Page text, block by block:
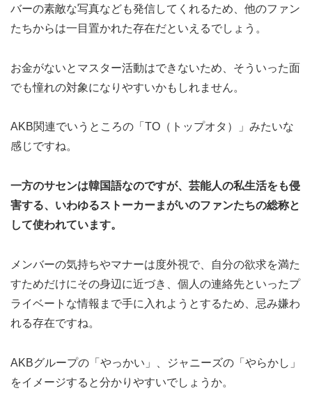
バーの素敵な写真なども発信してくれるため、他のファン
たちからは一目置かれた存在だといえるでしょう。
お金がないとマスター活動はできないため、そういった面
でも憧れの対象になりやすいかもしれません。
AKB関連でいうところの「TO（トップオタ）」みたいな
感じですね。
一方のサセンは韓国語なのですが、芸能人の私生活をも侵
害する、いわゆるストーカーまがいのファンたちの総称と
して使われています。
メンバーの気持ちやマナーは度外視で、自分の欲求を満た
すためだけにその身辺に近づき、個人の連絡先といったプ
ライベートな情報まで手に入れようとするため、忌み嫌わ
れる存在ですね。
AKBグループの「やっかい」、ジャニーズの「やらかし」
をイメージすると分かりやすいでしょうか。